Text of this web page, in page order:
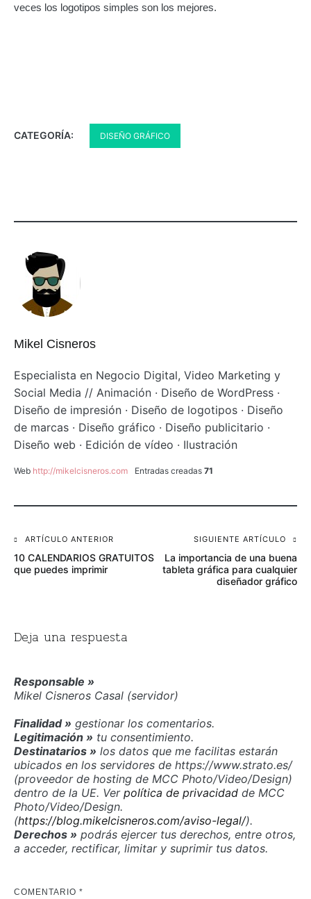
veces los logotipos simples son los mejores.
CATEGORÍA: DISEÑO GRÁFICO
Mikel Cisneros
Especialista en Negocio Digital, Video Marketing y
Social Media // Animación · Diseño de WordPress ·
Diseño de impresión · Diseño de logotipos · Diseño
de marcas · Diseño gráfico · Diseño publicitario ·
Diseño web · Edición de vídeo · Ilustración
Web http://mikelcisneros.com Entradas creadas 71
Navegación
de
ARTÍCULO ANTERIOR
10 CALENDARIOS GRATUITOS
que puedes imprimir
SIGUIENTE ARTÍCULO
La importancia de una buena
tableta gráfica para cualquier
diseñador gráfico
Deja una respuesta
Responsable »
Mikel Cisneros Casal (servidor)
Finalidad » gestionar los comentarios.
Legitimación » tu consentimiento.
Destinatarios » los datos que me facilitas estarán
ubicados en los servidores de https://www.strato.es/
(proveedor de hosting de MCC Photo/Video/Design)
dentro de la UE. Ver política de privacidad de MCC
Photo/Video/Design.
(https://blog.mikelcisneros.com/aviso-legal/).
Derechos » podrás ejercer tus derechos, entre otros,
a acceder, rectificar, limitar y suprimir tus datos.
COMENTARIO *